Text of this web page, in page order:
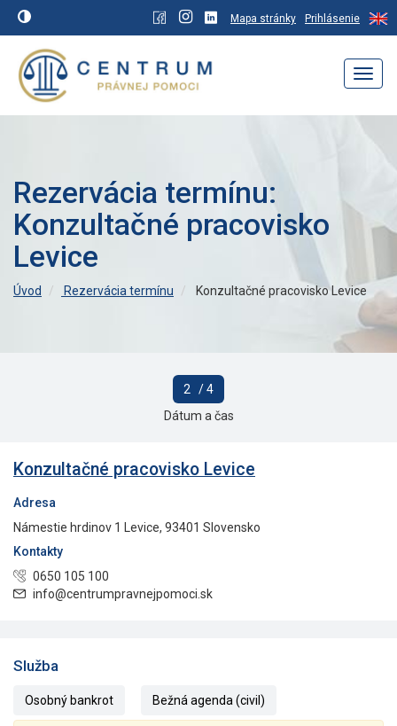
Mapa stránky Prihlásenie
Rezervácia termínu:
Konzultačné pracovisko
Levice
Úvod Rezervácia termínu Konzultačné pracovisko Levice
2
/ 4
Dátum a čas
Konzultačné pracovisko Levice
Adresa
Námestie hrdinov 1 Levice, 93401 Slovensko
Kontakty
0650 105 100
info@centrumpravnejpomoci.sk
Služba
Osobný bankrot Bežná agenda (civil)